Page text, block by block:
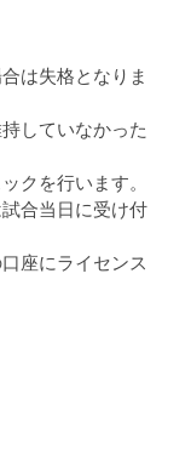
は失格となりま
していなかった
クを行います。
合当日に受け付
にライセンス